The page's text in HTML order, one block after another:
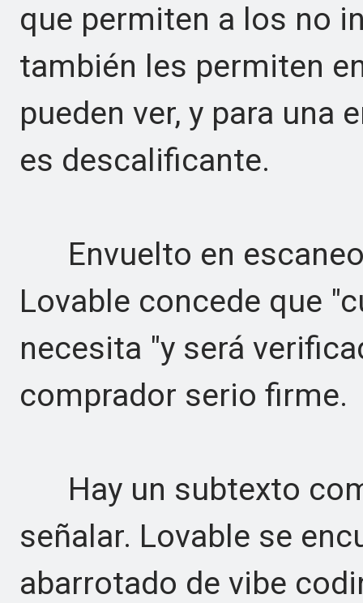
que permiten a los no
también les permiten
pueden ver, y para una
es descalificante.
Envuelto en
Lovable concede que
necesita "y será
comprador serio firme.
Hay un subtexto
señalar. Lovable se
abarrotado de vibe